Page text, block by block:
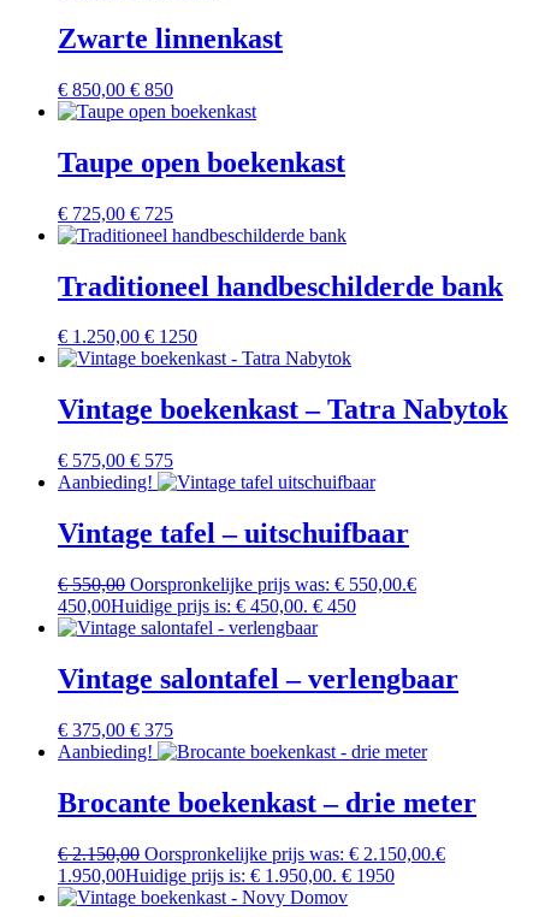
Zwarte linnenkast
€ 850,00 € 850
Taupe open boekenkast
€ 725,00 € 725
Traditioneel handbeschilderde bank
€ 1.250,00 € 1250
Vintage boekenkast – Tatra Nabytok
€ 575,00 € 575
Aanbieding!
Vintage tafel – uitschuifbaar
€550,00 Oorspronkelijke prijs was: € 550,00.€
450,00Huidige prijs is: € 450,00. € 450
Vintage salontafel – verlengbaar
€ 375,00 € 375
Aanbieding!
Brocante boekenkast – drie meter
€2.150,00 Oorspronkelijke prijs was: € 2.150,00.€
1.950,00Huidige prijs is: € 1.950,00. € 1950